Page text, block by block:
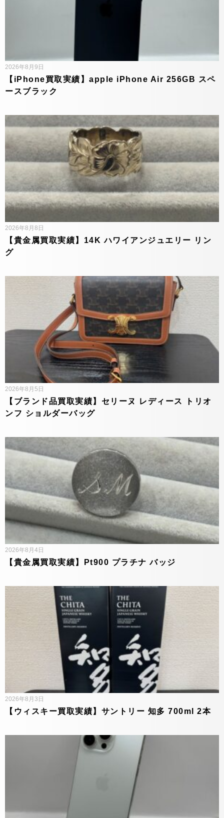
【iPhone買取実績】apple iPhone Air 256GB スペ
ースブラック
2026年8月9日
【貴金属買取実績】14K ハワイアンジュエリー リン
グ
2026年8月8日
【ブランド品買取実績】セリーヌ レディース トリオ
ンフ ショルダーバッグ
2026年8月5日
【貴金属買取実績】Pt900 プラチナ バッジ
2026年8月4日
【ウィスキー買取実績】サントリー 知多 700ml 2本
2026年8月3日